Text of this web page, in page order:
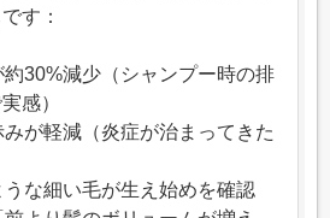
す：
30%減少（シャンプー時の排
感）
が軽減（炎症が治まってきた
な細い毛が生え始めを確認